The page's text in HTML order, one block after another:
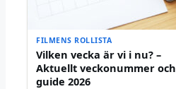
FILMENS ROLLISTA
Vilken vecka är vi i nu? –
Aktuellt veckonummer och
guide 2026